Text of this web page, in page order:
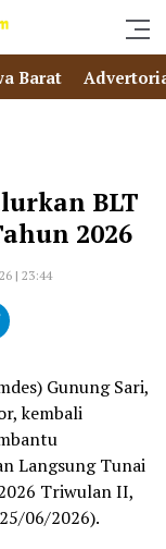
Barat
BLT
2026
| 23:44
Gunung Sari,
kembali
Langsung Tunai
Triwulan II,
06/2026).